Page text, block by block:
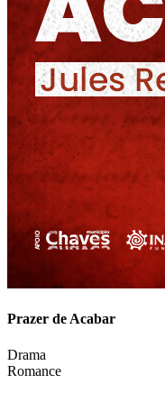
Prazer de Acabar
Drama
Romance